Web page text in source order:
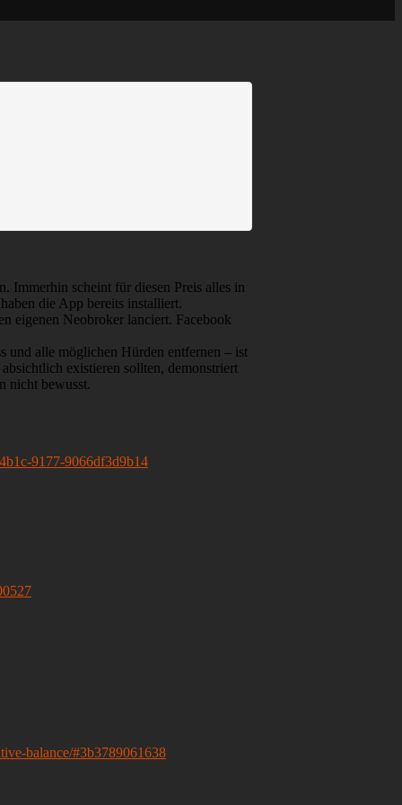
Immerhin scheint für diesen Preis alles in
die App bereits installiert.
eigenen Neobroker lanciert. Facebook
und alle möglichen Hürden entfernen – ist
existieren sollten, demonstriert
nicht bewusst.
9177-9066df3d9b14
balance/#3b3789061638